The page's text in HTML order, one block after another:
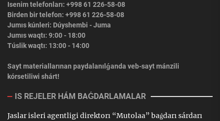
Isenim telefonları: +998 61 226-58-08
Birden bir telefon: +998 61 226-58-08
Jumıs kúnleri: Dúyshembi - Juma
Jumıs waqtı: 9:00 - 18:00
Túslik waqtı: 13:00 - 14:00
Sayt materiallarınan paydalanılǵanda veb-sayt mánzili
kórsetiliwi shárt!
IS REJELER HÁM BAǴDARLAMALAR
Jaslar isleri agentligi direktorı “Mutolaa” baǵdarı sárdarı